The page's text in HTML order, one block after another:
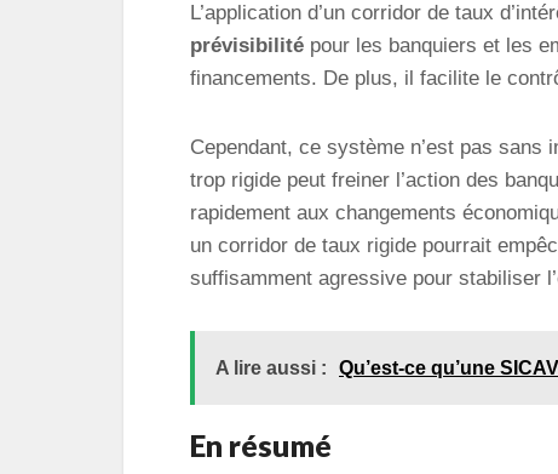
L’application d’un corridor de taux
prévisibilité pour les banquiers et les
financements. De plus, il facilite le
Cependant, ce système n’est pas
trop rigide peut freiner l’action des
rapidement aux changements
un corridor de taux rigide pourrait
suffisamment agressive pour stabiliser
A lire aussi : Qu’est-ce qu’une
En résumé